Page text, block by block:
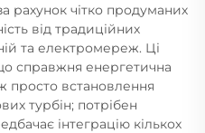
рахунок чітко продуманих
від традиційних
та електромереж. Ці
справжня енергетична
просто встановлення
турбін; потрібен
інтеграцію кількох